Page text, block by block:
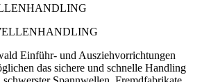
Einführ- und Ausziehvorrichtungen
das sichere und schnelle Handling